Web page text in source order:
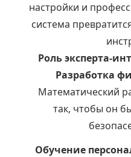
настройки и
система
Роль эксперта-
Разработка
Математический
так, чтобы он
Обучение